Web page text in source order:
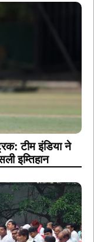
टीम इंडिया ने
इम्तिहान